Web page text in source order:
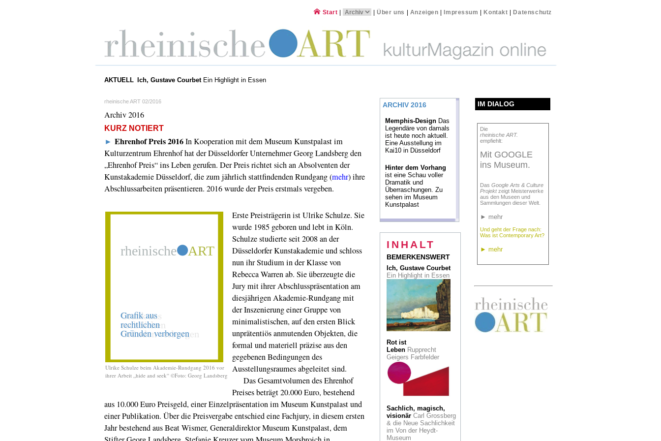
Start |Über uns Anzeigen Impressum Kontakt Datenschutz
AKTUELL Ich, Gustave CourbetEin Highlight in Essen
rheinische ART 02/2016
Archiv 2016
KURZ NOTIERT
► Ehrenhof Preis 2016In Kooperation mit dem Museum Kunstpalast im
Kulturzentrum Ehrenhof hat der Düsseldorfer Unternehmer Georg Landsberg den
„Ehrenhof Preis“ ins Leben gerufen. Der Preis richtet sich an Absolventen der
Kunstakademie Düsseldorf, die zum jährlich stattfindenden Rundgang (mehr) ihre
Abschlussarbeiten präsentieren. 2016 wurde der Preis erstmals vergeben.
Ulrike Schulze beim Akademie-Rundgang 2016 vor
ihrer Arbeit „hide and seek“ ©Foto: Georg Landsberg
Erste Preisträgerin ist Ulrike Schulze. Sie
wurde 1985 geboren und lebt in Köln.
Schulze studierte seit 2008 an der
Düsseldorfer Kunstakademie und schloss
nun ihr Studium in der Klasse von
Rebecca Warren ab. Sie überzeugte die
Jury mit ihrer Abschlusspräsentation am
diesjährigen Akademie-Rundgang mit
der Inszenierung einer Gruppe von
minimalistischen, auf den ersten Blick
unprätentiös anmutenden Objekten, die
formal und materiell präzise aus den
gegebenen Bedingungen des
Ausstellungsraumes abgeleitet sind.
Das Gesamtvolumen des Ehrenhof
Preises beträgt 20.000 Euro, bestehend
aus 10.000 Euro Preisgeld, einer Einzelpräsentation im Museum Kunstpalast und
einer Publikation. Über die Preisvergabe entschied eine Fachjury, in diesem ersten
Jahr bestehend aus Beat Wismer, Generaldirektor Museum Kunstpalast, dem
IM DIALOG
Die
rheinische ART.
empfiehlt:
Mit GOOGLE
ins Museum.
Das Google Arts & Culture
Projektzeigt Meisterwerke
aus den Museen und
Sammlungen dieser Welt.
► mehr
Und geht der Frage nach:
Was ist Contemporary Art?
► mehr
ARCHIV 2016
Memphis-Design Das
Legendäre von damals
ist heute noch aktuell.
Eine Ausstellung im
Kai10 in Düsseldorf
Hinter dem Vorhang
ist eine Schau voller
Dramatik und
Überraschungen. Zu
sehen im Museum
Kunstpalast
Im Zeichen des
Was war nach
Caravaggio? Die
National Gallery London
gibt Antworten
Drei Kapellen Auf dem
Gelände der Stiftung
Insel Hombroich: Per
Kirkeby und Bruno
Goller
Wassily Kandinsky
Frühe Kreativwirtschaft:
Der Künstler entwarf
1912 einen Parfüm-
Flacon für Farina
gegenüber
Hauptwege und
für Paul Klee im
Museum Ludwig
Wolke & KristallDie
INHALT
BEMERKENSWERT
Ich, Gustave Courbet
Ein Highlight in Essen
Rot ist
LebenRupprecht
Geigers Farbfelder
Sachlich, magisch,
visionärCarl Grossberg
& die Neue Sachlichkeit
im Von der Heydt-
Museum